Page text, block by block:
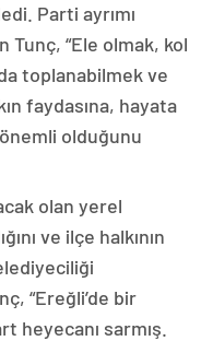
Parti ayrımı
Tunç, “Ele olmak, kol
toplanabilmek ve
faydasına, hayata
olduğunu
olan yerel
ve ilçe halkının
“Ereğli’de bir
heyecanı sarmış.